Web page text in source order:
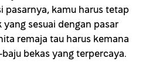
pasarnya, kamu harus tetap
sesuai dengan pasar
remaja tau harus kemana
bekas yang terpercaya.